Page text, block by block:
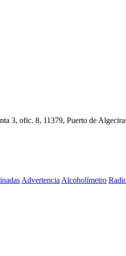
3, ofic. 8, 11379, Puerto de
Advertencia Alcoholímetro